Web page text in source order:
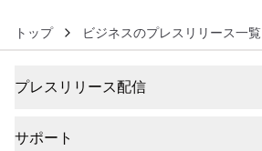
トップ ビジネスのプレスリリース一覧
プレスリリース配信
サポート